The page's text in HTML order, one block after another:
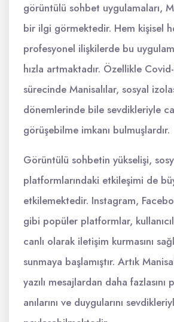
görüntülü sohbet uygulamaları,
bir ilgi görmektedir. Hem kişisel
profesyonel ilişkilerde bu
hızla artmaktadır. Özellikle
sürecinde Manisalılar, sosyal
dönemlerinde bile sevdikleriyle
görüşebilme imkanı bulmuşlardır.
Görüntülü sohbetin yükselişi,
platformlarındaki etkileşimi de
etkilemektedir. Instagram,
gibi popüler platformlar,
canlı olarak iletişim kurmasını
sunmaya başlamıştır. Artık
yazılı mesajlardan daha fazlasını
anılarını ve duygularını